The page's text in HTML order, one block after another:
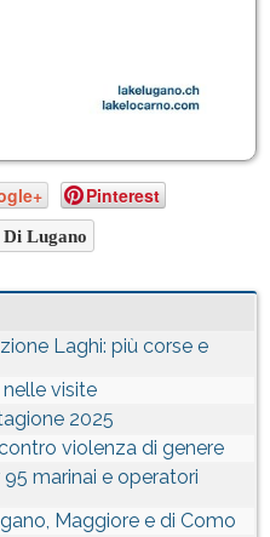
Pinterest
Lugano
Laghi: più corse e
visite
2025
violenza di genere
marinai e operatori
Maggiore e di Como